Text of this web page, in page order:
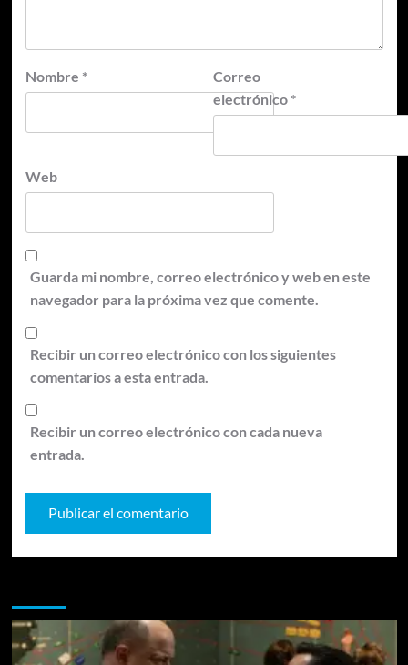
Nombre *
Correo
electrónico *
Web
Guarda mi nombre, correo electrónico y web en este
navegador para la próxima vez que comente.
Recibir un correo electrónico con los siguientes
comentarios a esta entrada.
Recibir un correo electrónico con cada nueva
entrada.